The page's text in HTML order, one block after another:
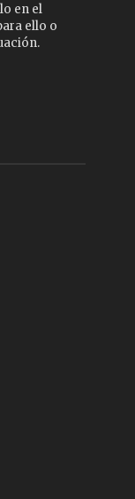
en el
ello o